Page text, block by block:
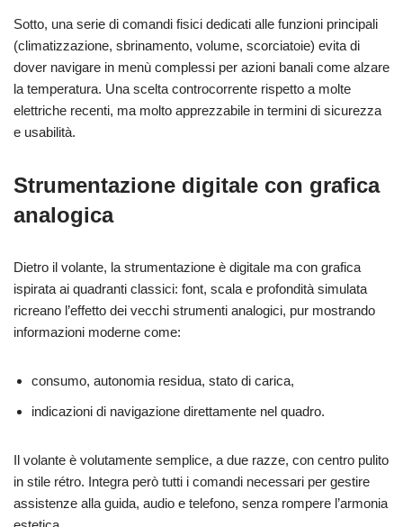
Sotto, una serie di comandi fisici dedicati alle funzioni principali
(climatizzazione, sbrinamento, volume, scorciatoie) evita di
dover navigare in menù complessi per azioni banali come alzare
la temperatura. Una scelta controcorrente rispetto a molte
elettriche recenti, ma molto apprezzabile in termini di sicurezza
e usabilità.
Strumentazione digitale con grafica
analogica
Dietro il volante, la strumentazione è digitale ma con grafica
ispirata ai quadranti classici: font, scala e profondità simulata
ricreano l’effetto dei vecchi strumenti analogici, pur mostrando
informazioni moderne come:
consumo, autonomia residua, stato di carica,
indicazioni di navigazione direttamente nel quadro.
Il volante è volutamente semplice, a due razze, con centro pulito
in stile rétro. Integra però tutti i comandi necessari per gestire
assistenze alla guida, audio e telefono, senza rompere l’armonia